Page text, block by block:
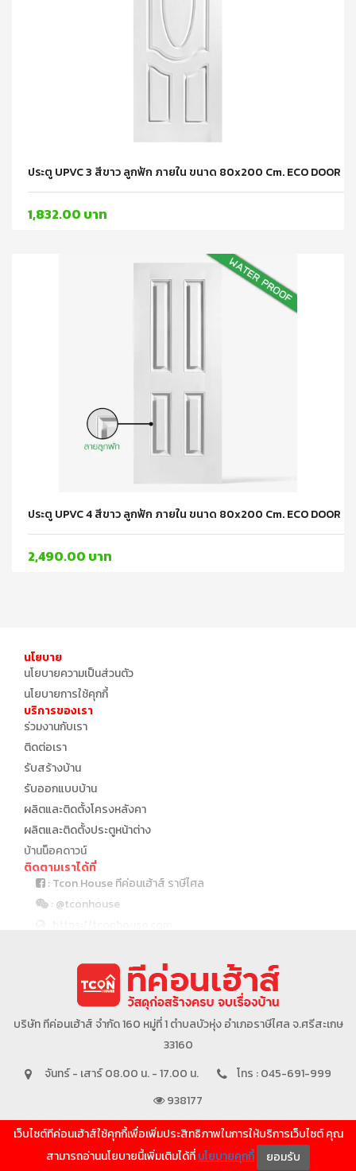
ประตู UPVC 3 สีขาว ลูกฟัก ภายใน ขนาด 80x200 Cm. ECO DOOR
1,832.00 บาท
ประตู UPVC 4 สีขาว ลูกฟัก ภายใน ขนาด 80x200 Cm. ECO DOOR
2,490.00 บาท
นโยบาย
นโยบายความเป็นส่วนตัว
นโยบายการใช้คุกกี้
บริการของเรา
ร่วมงานกับเรา
ติดต่อเรา
รับสร้างบ้าน
รับออกแบบบ้าน
ผลิตและติดตั้งโครงหลังคา
ผลิตและติดตั้งประตูหน้าต่าง
บ้านน็อคดาวน์
ติดตามเราได้ที่
: Tcon House ทีค่อนเฮ้าส์ ราษีไศล
: @tconhouse
บริษัทในเครือ
บริษัท ทีค่อนเฮ้าส์ จำกัด 160 หมู่ที่ 1 ตำบลบัวหุ่ง อำเภอราษีไศล จ.ศรีสะเกษ
33160
จันทร์ - เสาร์ 08.00 น. - 17.00 น.
โทร : 045-691-999
938177
SHOW MORE
เว็บไซต์ทีค่อนเฮ้าส์ใช้คุกกี้เพื่อเพิ่มประสิทธิภาพในการให้บริการเว็บไซต์ คุณ
สามารถอ่านนโยบายนี้เพิ่มเติมได้ที่นโยบายคุกกี้ ยอมรับ